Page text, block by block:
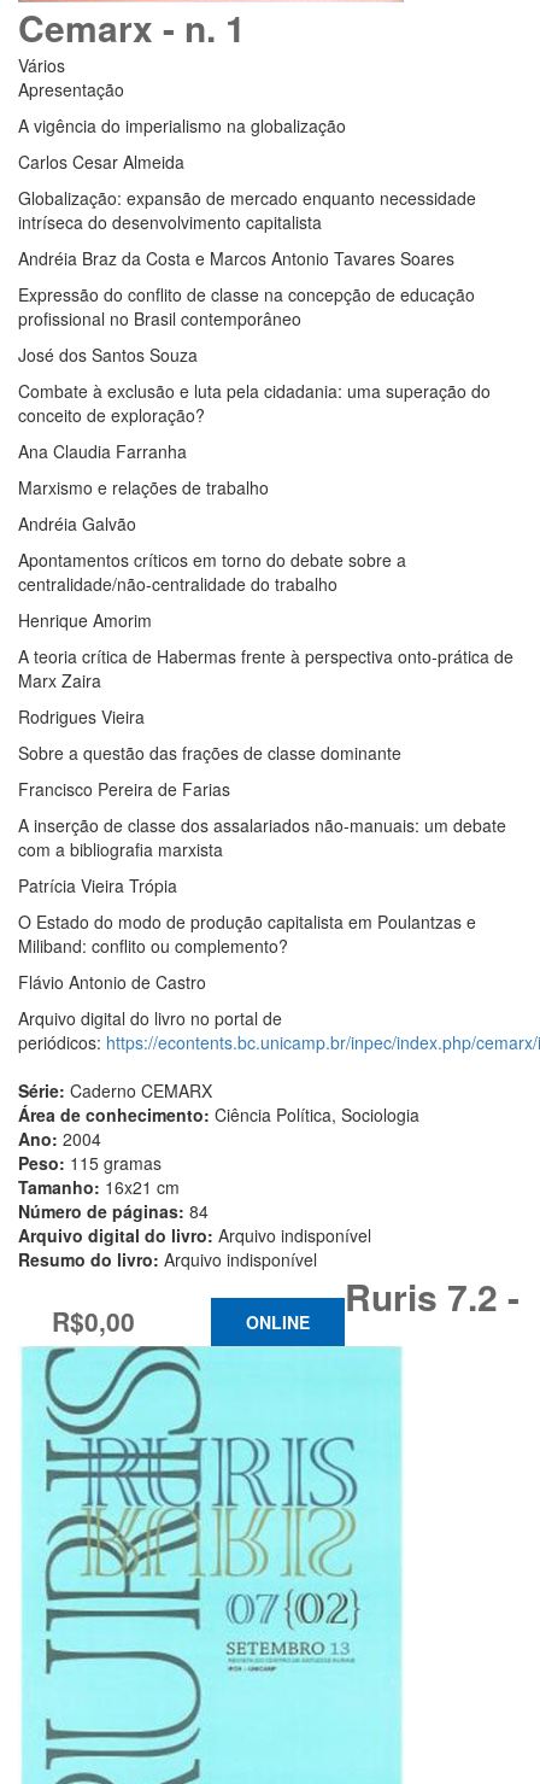
Cemarx - n. 1
Vários
Apresentação
A vigência do imperialismo na globalização
Carlos Cesar Almeida
Globalização: expansão de mercado enquanto necessidade
intríseca do desenvolvimento capitalista
Andréia Braz da Costa e Marcos Antonio Tavares Soares
Expressão do conflito de classe na concepção de educação
profissional no Brasil contemporâneo
José dos Santos Souza
Combate à exclusão e luta pela cidadania: uma superação do
conceito de exploração?
Ana Claudia Farranha
Marxismo e relações de trabalho
Andréia Galvão
Apontamentos críticos em torno do debate sobre a
centralidade/não-centralidade do trabalho
Henrique Amorim
A teoria crítica de Habermas frente à perspectiva onto-prática de
Marx Zaira
Rodrigues Vieira
Sobre a questão das frações de classe dominante
Francisco Pereira de Farias
A inserção de classe dos assalariados não-manuais: um debate
com a bibliografia marxista
Patrícia Vieira Trópia
O Estado do modo de produção capitalista em Poulantzas e
Miliband: conflito ou complemento?
Flávio Antonio de Castro
Arquivo digital do livro no portal de
periódicos: https://econtents.bc.unicamp.br/inpec/index.php/
Série: Caderno CEMARX
Área de conhecimento: Ciência Política, Sociologia
Ano: 2004
Peso: 115 gramas
Tamanho: 16x21 cm
Número de páginas: 84
Arquivo digital do livro: Arquivo indisponível
Resumo do livro: Arquivo indisponível
R$0,00 ONLINE Ruris 7.2 -